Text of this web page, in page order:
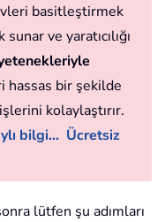
basitleştirmek
ve yaratıcılığı
hassas bir şekilde
kolaylaştırır.
bilgi... Ücretsiz
lütfen şu adımları